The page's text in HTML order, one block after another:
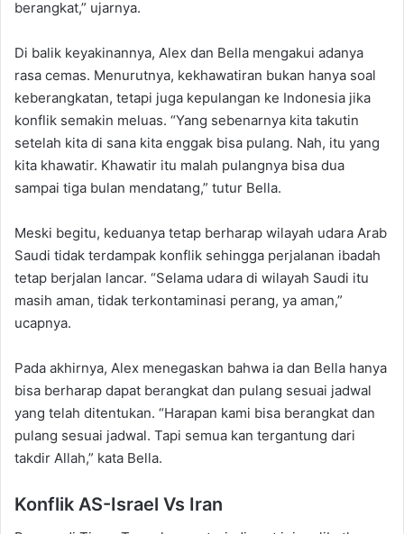
berangkat,” ujarnya.
Di balik keyakinannya, Alex dan Bella mengakui adanya
rasa cemas. Menurutnya, kekhawatiran bukan hanya soal
keberangkatan, tetapi juga kepulangan ke Indonesia jika
konflik semakin meluas. “Yang sebenarnya kita takutin
setelah kita di sana kita enggak bisa pulang. Nah, itu yang
kita khawatir. Khawatir itu malah pulangnya bisa dua
sampai tiga bulan mendatang,” tutur Bella.
Meski begitu, keduanya tetap berharap wilayah udara Arab
Saudi tidak terdampak konflik sehingga perjalanan ibadah
tetap berjalan lancar. “Selama udara di wilayah Saudi itu
masih aman, tidak terkontaminasi perang, ya aman,”
ucapnya.
Pada akhirnya, Alex menegaskan bahwa ia dan Bella hanya
bisa berharap dapat berangkat dan pulang sesuai jadwal
yang telah ditentukan. “Harapan kami bisa berangkat dan
pulang sesuai jadwal. Tapi semua kan tergantung dari
takdir Allah,” kata Bella.
Konflik AS-Israel Vs Iran